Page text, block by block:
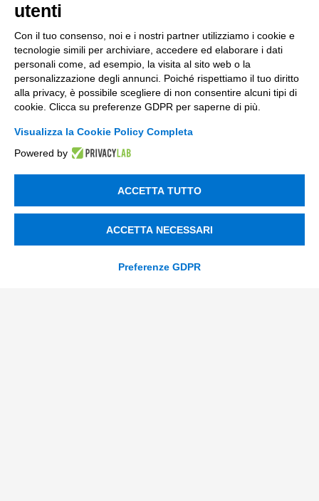
Smart Factory
Supply Chain
Soluzioni Custom
Soluzioni AI
Contacts
info@tinextainnovationhub.com
Sede Legale: Corso Mazzini, 11 42015 Correggio (RE)
utenti
Con il tuo consenso, noi e i nostri partner utilizziamo i cookie e
tecnologie simili per archiviare, accedere ed elaborare i dati
personali come, ad esempio, la visita al sito web o la
personalizzazione degli annunci. Poiché rispettiamo il tuo diritto
alla privacy, è possibile scegliere di non consentire alcuni tipi di
cookie. Clicca su preferenze GDPR per saperne di più.
Visualizza la Cookie Policy Completa
Powered by
ACCETTA TUTTO
ACCETTA NECESSARI
Preferenze GDPR